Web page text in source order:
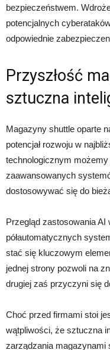
bezpieczeństwem.
potencjalnych
odpowiednie
Przyszłość
sztuczna
Magazyny shuttle oparte
potencjał rozwoju w
technologicznym
zaawansowanych
dostosowywać się do
Przegląd zastosowania
półautomatycznych
stać się kluczowym
jednej strony pozwoli na
drugiej zaś przyczyni się
Choć przed firmami stoi
wątpliwości, że sztuczna
zarządzania magazynami